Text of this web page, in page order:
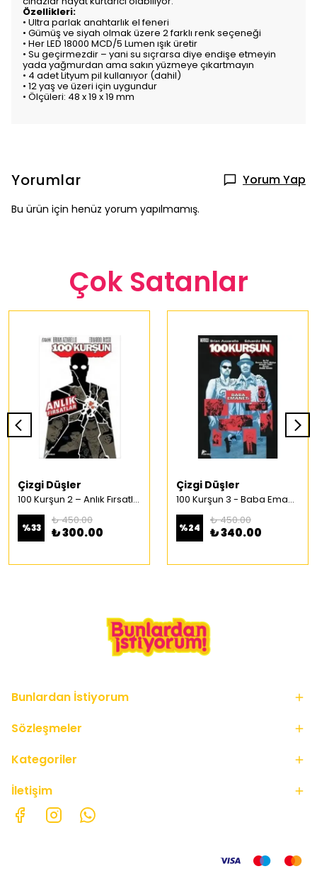
Özellikleri:
• Ultra parlak anahtarlık el feneri
• Gümüş ve siyah olmak üzere 2 farklı renk seçeneği
• Her LED 18000 MCD/5 Lumen ışık üretir
• Su geçirmezdir – yani su sıçrarsa diye endişe etmeyin
yada yağmurdan ama sakın yüzmeye çıkartmayın
• 4 adet Lityum pil kullanıyor (dahil)
• 12 yaş ve üzeri için uygundur
• Ölçüleri: 48 x 19 x 19 mm
Yorumlar Yorum Yap
Bu ürün için henüz yorum yapılmamış.
Çok Satanlar
Çizgi Düşler
100 Kurşun 2 – Anlık Fırsatlar Türkçe Çizgi Roman
%33
₺ 450.00
₺ 300.00
Çizgi Düşler
100 Kurşun 3 - Baba Emaneti Türkçe Çizgi Roman
%24
₺ 450.00
₺ 340.00
Bunlardan İstiyorum
Sözleşmeler
Kategoriler
İletişim